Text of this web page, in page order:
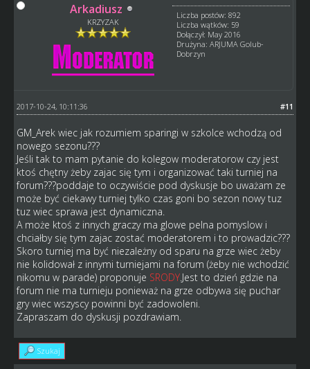
Arkadiusz
KRZYZAK
Liczba postów: 892
Liczba wątków: 59
Dołączył: May 2016
Drużyna: ARJUMA Golub-
Dobrzyn
#11
2017-10-24, 10:11:36
GM_Arek wiec jak rozumiem sparingi w szkolce wchodzą od
nowego sezonu???
Jeśli tak to mam pytanie do kolegow moderatorow czy jest
ktoś chętny żeby zajac się tym i organizować taki turniej na
forum???poddaje to oczywiście pod dyskusje bo uważam ze
może być ciekawy turniej tylko czas goni bo sezon nowy tuz
tuz wiec sprawa jest dynamiczna.
A może ktoś z innych graczy ma glowe pelna pomyslow i
chciałby się tym zajac zostać moderatorem i to prowadzic???
Skoro turniej ma być niezależny od sparu na grze wiec żeby
nie kolidował z innymi turniejami na forum (żeby nie wchodzić
nikomu w parade) proponuje SRODY.Jest to dzień gdzie na
forum nie ma turnieju ponieważ na grze odbywa się puchar
gry wiec wszyscy powinni być zadowoleni.
Zapraszam do dyskusji pozdrawiam.
Szukaj